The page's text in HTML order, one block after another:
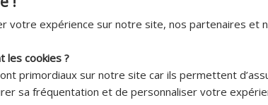
Livraison 7.95€
Offerte dès
votre expérience sur notre site, nos partenaires et
les cookies ?
primordiaux sur notre site car ils permettent
sa fréquentation et de personnaliser votre